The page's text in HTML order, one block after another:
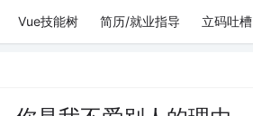
Vue技能树 简历/就业指导 立码吐槽